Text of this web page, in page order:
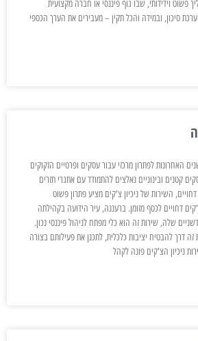
פשוט וידידותי, שבו גוף פיננסי או חברה מקצועית
סיכון, ובמידה והכל תקין – מעבירים את הערך הכספי
האחרונות לפתרון מרכזי עבור עסקים ופרטיים הזקוקים
קטנים ובינוניים נאלצים להתמודד עם אתגרי תזרים
השירות של ניכיון צ'קים מציע פתרון פשוט
דחויים לכסף מזומן. ברעננה, עיר הידועה בקהילתה
שלה, שירות זה הוא כלי מפתח לניהול פיננסי נכון.
דרך להבטיח יציבות כלכלית, לתכנן את פעילותם בצורה
ניכיון הצ'קים פונה לקהל